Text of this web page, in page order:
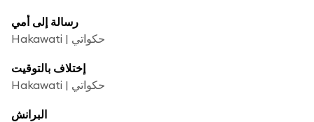
رسالة إلى أمي
Hakawati | حكواتي
إختلاف بالتوقيت
Hakawati | حكواتي
البرانش